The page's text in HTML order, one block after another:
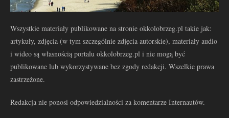
Wszystkie materiały publikowane na stronie okkolobrzeg.pl takie jak:
artykuły, zdjęcia (w tym szczególnie zdjęcia autorskie), materiały audio
i wideo są własnością portalu okkolobrzeg.pl i nie mogą być
publikowane lub wykorzystywane bez zgody redakcji. Wszelkie prawa
zastrzeżone.
Redakcja nie ponosi odpowiedzialności za komentarze Internautów.